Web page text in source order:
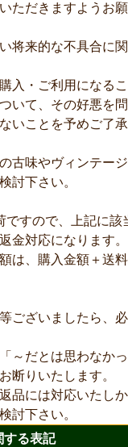
ただきますようお願
将来的な不具合に
入・ご利用になる
いて、その好悪を
いことを予めご了承
古味やヴィンテー
討下さい。
ですので、上記に該
金対応になります。
は、購入金額＋送
ございましたら、
～だとは思わなか
断りいたします。
品には対応いたし
討下さい。
する表記